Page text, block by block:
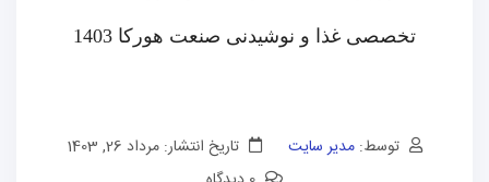
تخصصی غذا و نوشیدنی صنعت هورکا 1403
توسط: مدیر سایت
تاریخ انتشار: مرداد 26, 1403